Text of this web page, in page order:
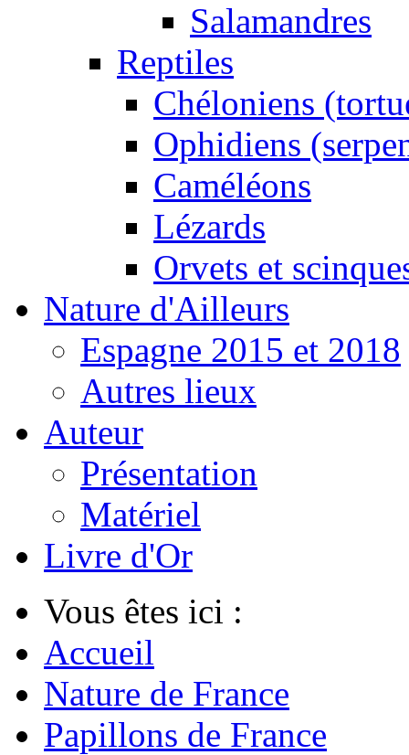
Salamandres
Reptiles
Chéloniens
Ophidiens
Caméléons
Lézards
Orvets et
Nature d'Ailleurs
Espagne 2015 et 2018
Autres lieux
Auteur
Présentation
Matériel
Livre d'Or
Vous êtes ici :
Accueil
Nature de France
Papillons de France